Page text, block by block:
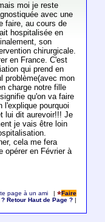
moi je reste
avec une
faire, au cours de
hospitalisée en
son
chirurgicale.
en France. C'est
qui prend en
problème(avec mon
charge notre fille
qu'on va faire
l'explique pourquoi
lui dit aurevoir!!! Je
je vais être loin
cela me fera
opérer en Février à
page à un ami |
Faire
? Retour Haut de Page ?